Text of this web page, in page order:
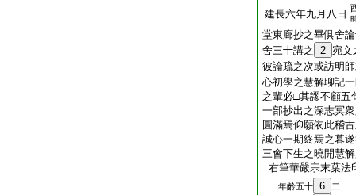
建長六年九月八日
堂東廊抄之畢倶舍
舍三十講之
2 宛文
彼論疏之次或訪明
心初學之慧解聊記
之輩必□其謬不顧五
一部抄出之深志冥
圓滿焉仰願依此稽
誠心一期終焉之暮
三會下生之曉開慧
右筆華嚴宗末葉法
年齡五十 6
二